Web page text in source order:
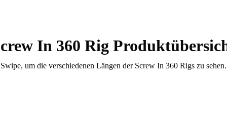
In 360 Rig
Swipe, um die verschiedenen Längen der Screw In 360 Rigs zu sehen.